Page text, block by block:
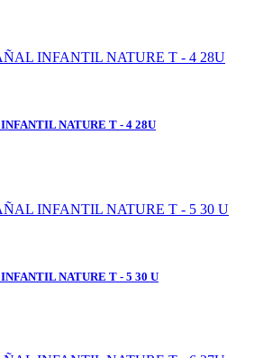
NATURE T - 4 28U
NATURE T - 5 30 U